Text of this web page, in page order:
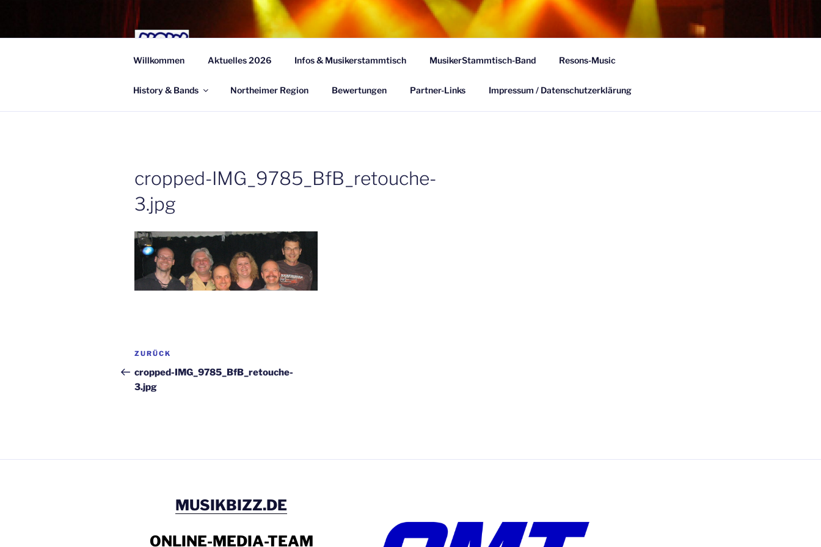
springen
Willkommen Aktuelles 2026 Infos & Musikerstammtisch MusikerStammtisch-Band Resons-Music
History & Bands Northeimer Region Bewertungen Partner-Links Impressum / Datenschutzerklärung
cropped-IMG_9785_BfB_retouche-
3.jpg
Beitragsnavigation
Vorheriger
Beitrag
ZURÜCK
cropped-IMG_9785_BfB_retouche-
3.jpg
MUSIKBIZZ.DE
ONLINE-MEDIA-TEAM